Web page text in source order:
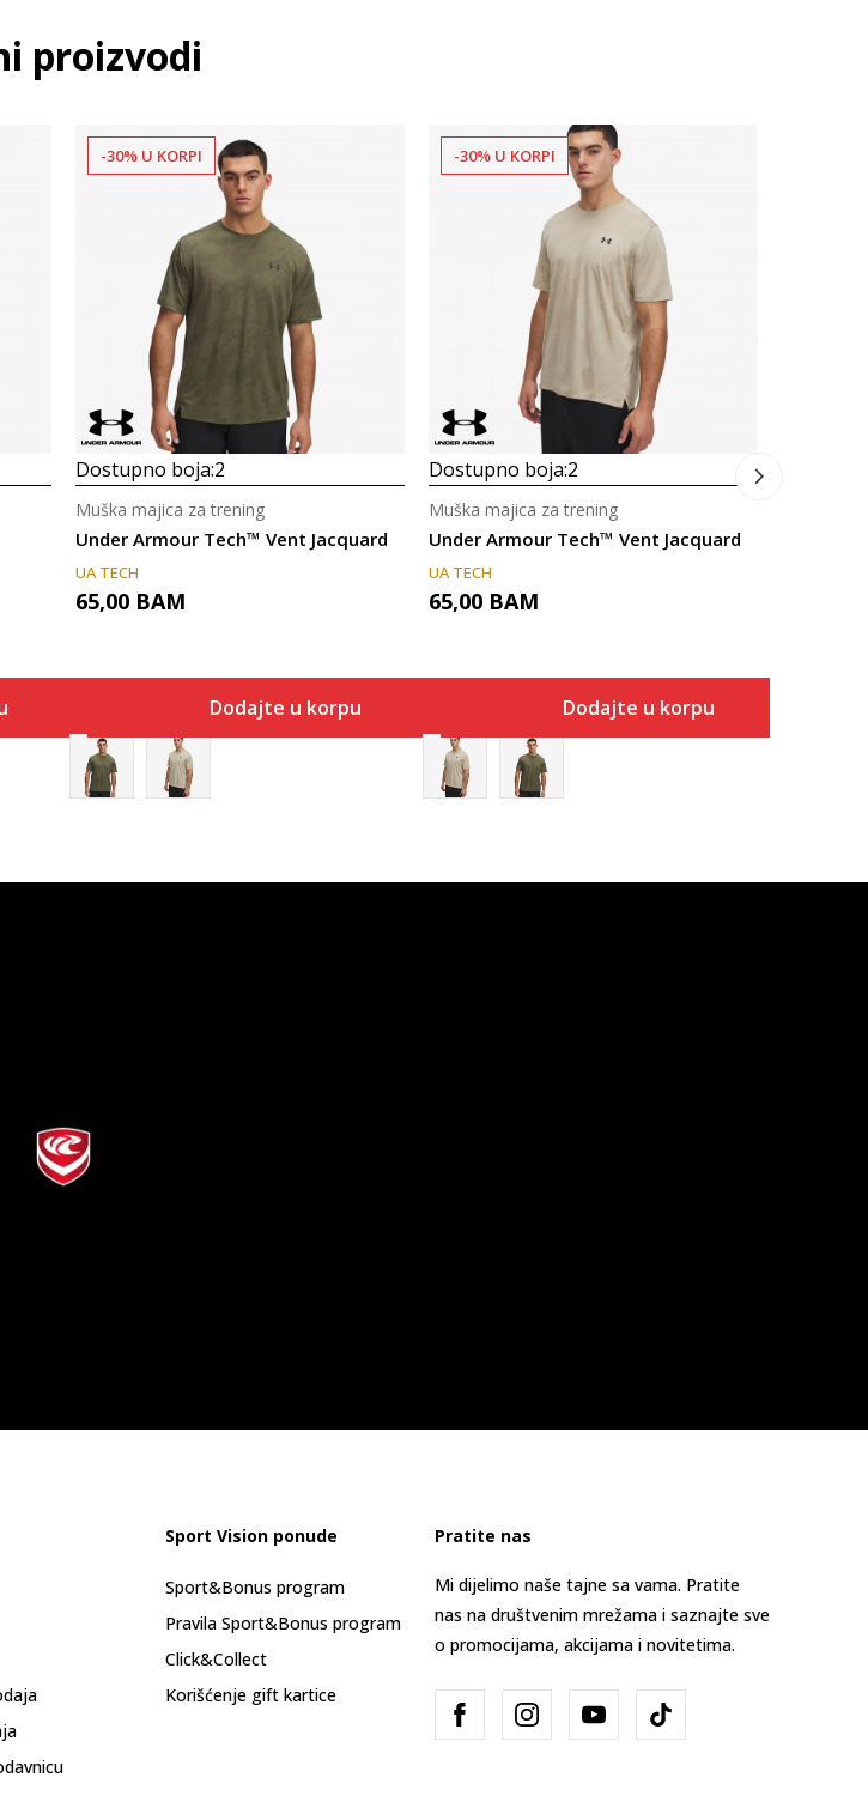
proizvodi
-30% U KORPI
Dostupno boja:2
Under Armour Tech™ Vent Jacquard
Muška majica za trening
UA TECH
65,00 BAM
Dodajte u korpu
-30% U KORPI
Dostupno boja:2
Under Armour Tech™ Vent Jacquard
Muška majica za trening
UA TECH
65,00 BAM
Dodajte u korpu
Sport Vision ponude
Sport&Bonus program
Pravila Sport&Bonus program
Click&Collect
Korišćenje gift kartice
Pratite nas
Mi dijelimo naše tajne sa vama. Pratite
nas na društvenim mrežama i saznajte sve
o promocijama, akcijama i novitetima.